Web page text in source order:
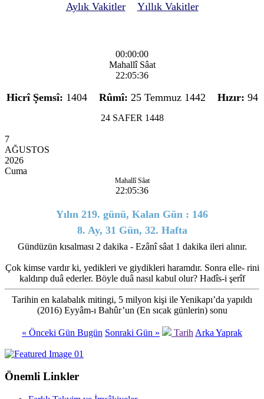
Aylık Vakitler
Yıllık Vakitler
00:00:00
Mahallî Sâat
22:05:36
Hicrî Şemsî: 1404 Rûmî: 25 Temmuz 1442 Hızır: 94
24 SAFER 1448
7
AĞUSTOS
2026
Cuma
Mahallî Sâat
22:05:36
Yılın 219. günü, Kalan Gün : 146
8. Ay, 31 Gün, 32. Hafta
Gündüzün kısalması 2 dakika - Ezânî sâat 1 dakika ileri alınır.
Çok kimse vardır ki, yedikleri ve giydikleri haramdır. Sonra elle- rini
kaldırıp duâ ederler. Böyle duâ nasıl kabul olur? Hadîs-i şerîf
Tarihin en kalabalık mitingi, 5 milyon kişi ile Yenikapı’da yapıldı
(2016) Eyyâm-ı Bahûr’un (En sıcak günlerin) sonu
« Önceki Gün Bugün Sonraki Gün » Tarih Arka Yaprak
Önemli Linkler